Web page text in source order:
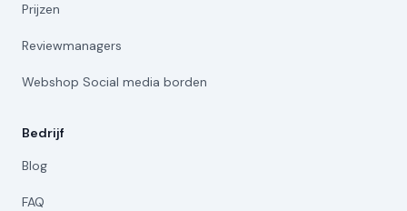
Prijzen
Reviewmanagers
Webshop Social media borden
Bedrijf
Blog
FAQ